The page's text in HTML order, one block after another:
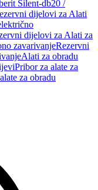
Silent-db20 /
dijelovi za Alati
dijelovi za Alati za
zavarivanjeRezervni
Alati za obradu
Pribor za alate za
za obradu